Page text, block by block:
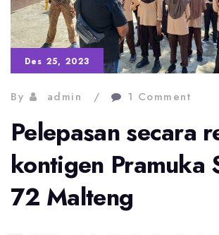
Juara
Umum
Tingkat
Pramuka
Se-
Des 25, 2023
By admin 1 Comment
Pelepasan secara
kontigen Pramuka
72 Malteng